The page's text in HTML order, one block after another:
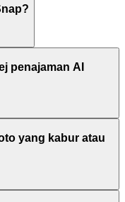
penajaman AI
yang kabur atau